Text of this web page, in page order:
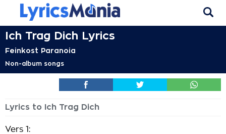
Ich Trag Dich Lyrics
Feinkost Paranoia
Non-album songs
Lyrics to Ich Trag Dich
Vers 1: